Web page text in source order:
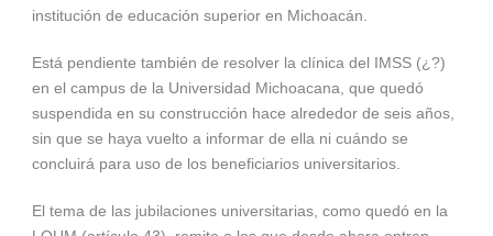
institución de educación superior en Michoacán.
Está pendiente también de resolver la clínica del IMSS (¿?)
en el campus de la Universidad Michoacana, que quedó
suspendida en su construcción hace alrededor de seis años,
sin que se haya vuelto a informar de ella ni cuándo se
concluirá para uso de los beneficiarios universitarios.
El tema de las jubilaciones universitarias, como quedó en la